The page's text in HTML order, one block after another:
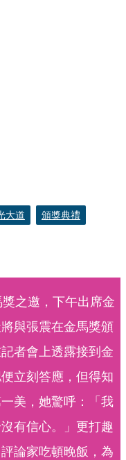
大道
頒獎典禮
之邀，下午出席金
與張震在金馬獎頒
者會上透露接到金
立刻答應，但得知
美，她驚呼：「我
有信心。」更打趣
論家吃頓晚飯，為